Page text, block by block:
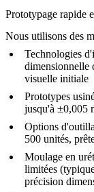
Prototypage rapide
Nous utilisons des
Technologies d'
dimensionnelle
visuelle initiale
Prototypes
jusqu'à ±0,005
Options
500 unités,
Moulage en
limitées
précision